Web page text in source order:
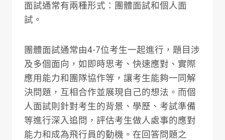
面試通常有兩種形式：團體面試和個人面
試。
團體面試通常由4-7位考生一起進行，題目涉
及多個面向，如即時思考、快速應對、實際
應用能力和團隊協作等，讓考生能夠一同解
決問題，互相合作並展現自己的想法。而個
人面試則針對考生的背景、學歷、考試準備
等進行深入追問，評估考生做人處事的應對
能力和成為飛行員的動機。在回答問題之